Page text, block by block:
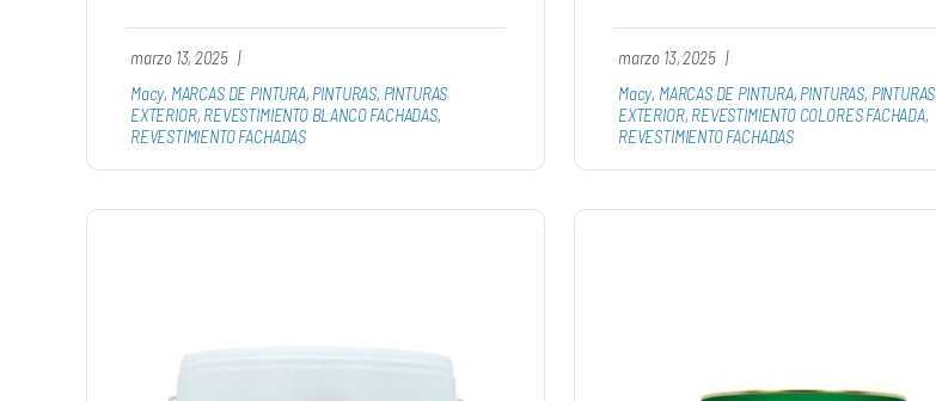
marzo 13, 2025 |
Macy, MARCAS DE PINTURA, PINTURAS, PINTURAS
EXTERIOR, REVESTIMIENTO BLANCO FACHADAS,
REVESTIMIENTO FACHADAS
marzo 13, 2025 |
Macy, MARCAS DE PINTURA, PINTURAS, PINTURAS
EXTERIOR, REVESTIMIENTO COLORES FACHADA,
REVESTIMIENTO FACHADAS